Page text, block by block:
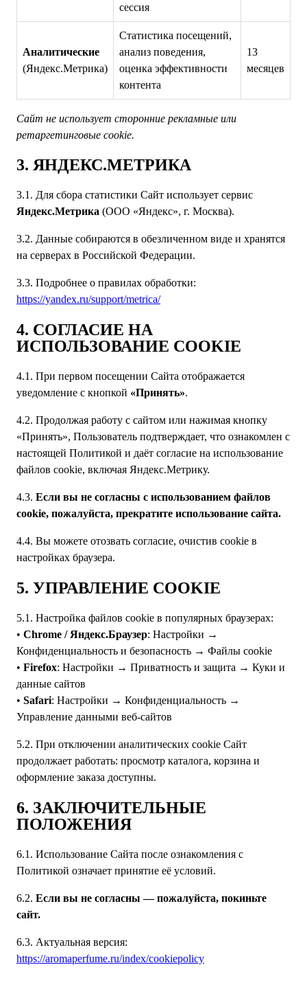
сессия
Аналитические
(Яндекс.Метрика)
Статистика посещений,
анализ поведения,
оценка эффективности
контента
13
месяцев
Сайт не использует сторонние рекламные или
ретаргетинговые cookie.
3. ЯНДЕКС.МЕТРИКА
3.1. Для сбора статистики Сайт использует сервис
Яндекс.Метрика (ООО «Яндекс», г. Москва).
3.2. Данные собираются в обезличенном виде и хранятся
на серверах в Российской Федерации.
3.3. Подробнее о правилах обработки:
https://yandex.ru/support/metrica/
4. СОГЛАСИЕ НА
ИСПОЛЬЗОВАНИЕ COOKIE
4.1. При первом посещении Сайта отображается
уведомление с кнопкой «Принять».
4.2. Продолжая работу с сайтом или нажимая кнопку
«Принять», Пользователь подтверждает, что ознакомлен с
настоящей Политикой и даёт согласие на использование
файлов cookie, включая Яндекс.Метрику.
4.3. Если вы не согласны с использованием файлов
cookie, пожалуйста, прекратите использование сайта.
4.4. Вы можете отозвать согласие, очистив cookie в
настройках браузера.
5. УПРАВЛЕНИЕ COOKIE
5.1. Настройка файлов cookie в популярных браузерах:
• Chrome / Яндекс.Браузер: Настройки →
Конфиденциальность и безопасность → Файлы cookie
• Firefox: Настройки → Приватность и защита → Куки и
данные сайтов
• Safari: Настройки → Конфиденциальность →
Управление данными веб-сайтов
5.2. При отключении аналитических cookie Сайт
продолжает работать: просмотр каталога, корзина и
оформление заказа доступны.
6. ЗАКЛЮЧИТЕЛЬНЫЕ
ПОЛОЖЕНИЯ
6.1. Использование Сайта после ознакомления с
Политикой означает принятие её условий.
6.2. Если вы не согласны — пожалуйста, покиньте
сайт.
6.3. Актуальная версия:
https://aromaperfume.ru/index/cookiepolicy